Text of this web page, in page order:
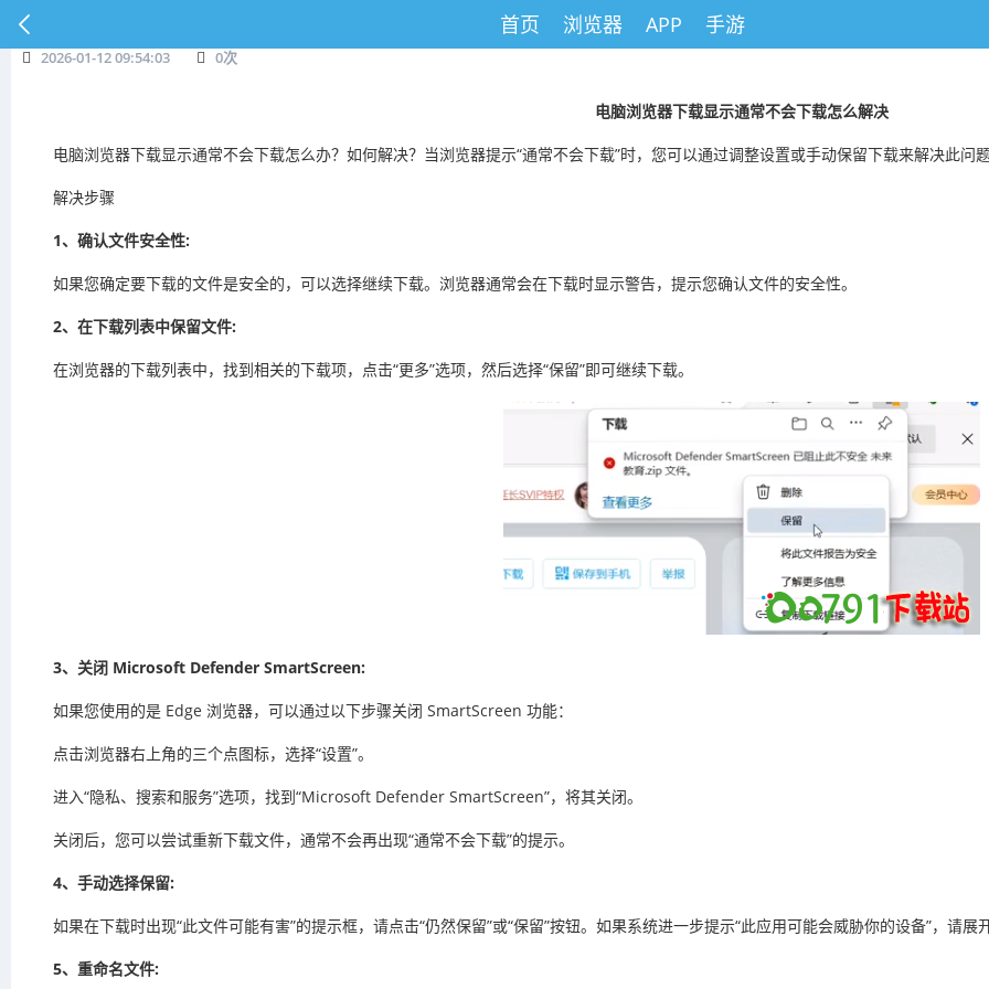
首页 浏览器 APP 手游
2026-01-12 09:54:03 0次
电脑浏览器下载显示通常不会下载怎么解决
电脑浏览器下载显示通常不会下载怎么办？如何解决？当浏览器提示“通常不会下载”时，您可以通过调整设置或手动保留下载来解决此问
解决步骤
1、确认文件安全性:
如果您确定要下载的文件是安全的，可以选择继续下载。浏览器通常会在下载时显示警告，提示您确认文件的安全性。
2、在下载列表中保留文件:
在浏览器的下载列表中，找到相关的下载项，点击“更多”选项，然后选择“保留”即可继续下载。
3、关闭 Microsoft Defender SmartScreen:
如果您使用的是 Edge 浏览器，可以通过以下步骤关闭 SmartScreen 功能：
点击浏览器右上角的三个点图标，选择“设置”。
进入“隐私、搜索和服务”选项，找到“Microsoft Defender SmartScreen”，将其关闭。
关闭后，您可以尝试重新下载文件，通常不会再出现“通常不会下载”的提示。
4、手动选择保留:
如果在下载时出现“此文件可能有害”的提示框，请点击“仍然保留”或“保留”按钮。如果系统进一步提示“此应用可能会威胁你的设备”，请
5、重命名文件: